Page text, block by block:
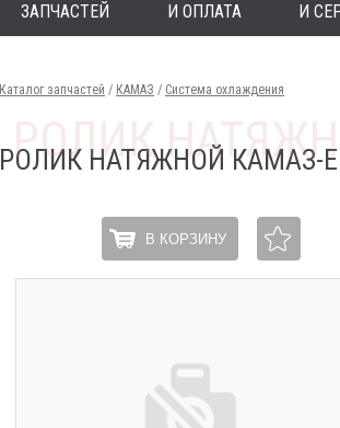
ЗАПЧАСТЕЙ
И ОПЛАТА
И
Каталог запчастей / КАМАЗ / Система охлаждения
РОЛИК НАТЯЖНОЙ КАМАЗ-
В КОРЗИНУ